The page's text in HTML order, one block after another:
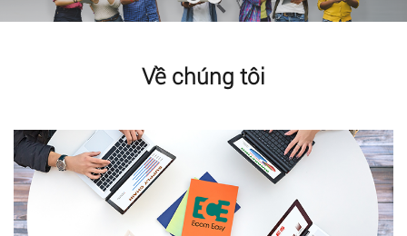
Về chúng tôi